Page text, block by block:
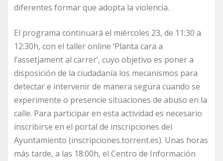
diferentes formar que adopta la violencia.
El programa continuará el miércoles 23, de 11:30 a
12:30h, con el taller online ‘Planta cara a
l’assetjament al carrer’, cuyo objetivo es poner a
disposición de la ciudadanía los mecanismos para
detectar e intervenir de manera segura cuando se
experimente o presencie situaciones de abuso en la
calle. Para participar en esta actividad es necesario
inscribirse en el portal de inscripciones del
Ayuntamiento (inscripciones.torrent.es). Unas horas
más tarde, a las 18:00h, el Centro de Información